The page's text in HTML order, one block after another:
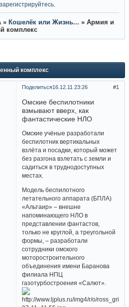
зарегистрируйтесь
» Кошелёк или Жизнь... » Армия и
комплекс
комплекс
Поделиться 1
16.12.11 23:26
Омские беспилотники
взмывают вверх, как
фантастические НЛО
Омские учёные разработали
беспилотник вертикальных
взлёта и посадки, который может
без разгона взлетать с земли и
садиться в труднодоступных
местах.
Модель беспилотного
летательного аппарата (БПЛА)
«Альтаир» – внешне
напоминающего НЛО в
представлении фантастов,
только не круглой, а треугольной
формы, – разработали
сотрудники омского
моторостроительного
объединения имени Баранова
филиала НПЦ
газотурбостроения «Салют».